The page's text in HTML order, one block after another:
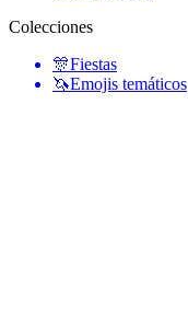
Colecciones
🎊Fiestas
🦄Emojis temáticos